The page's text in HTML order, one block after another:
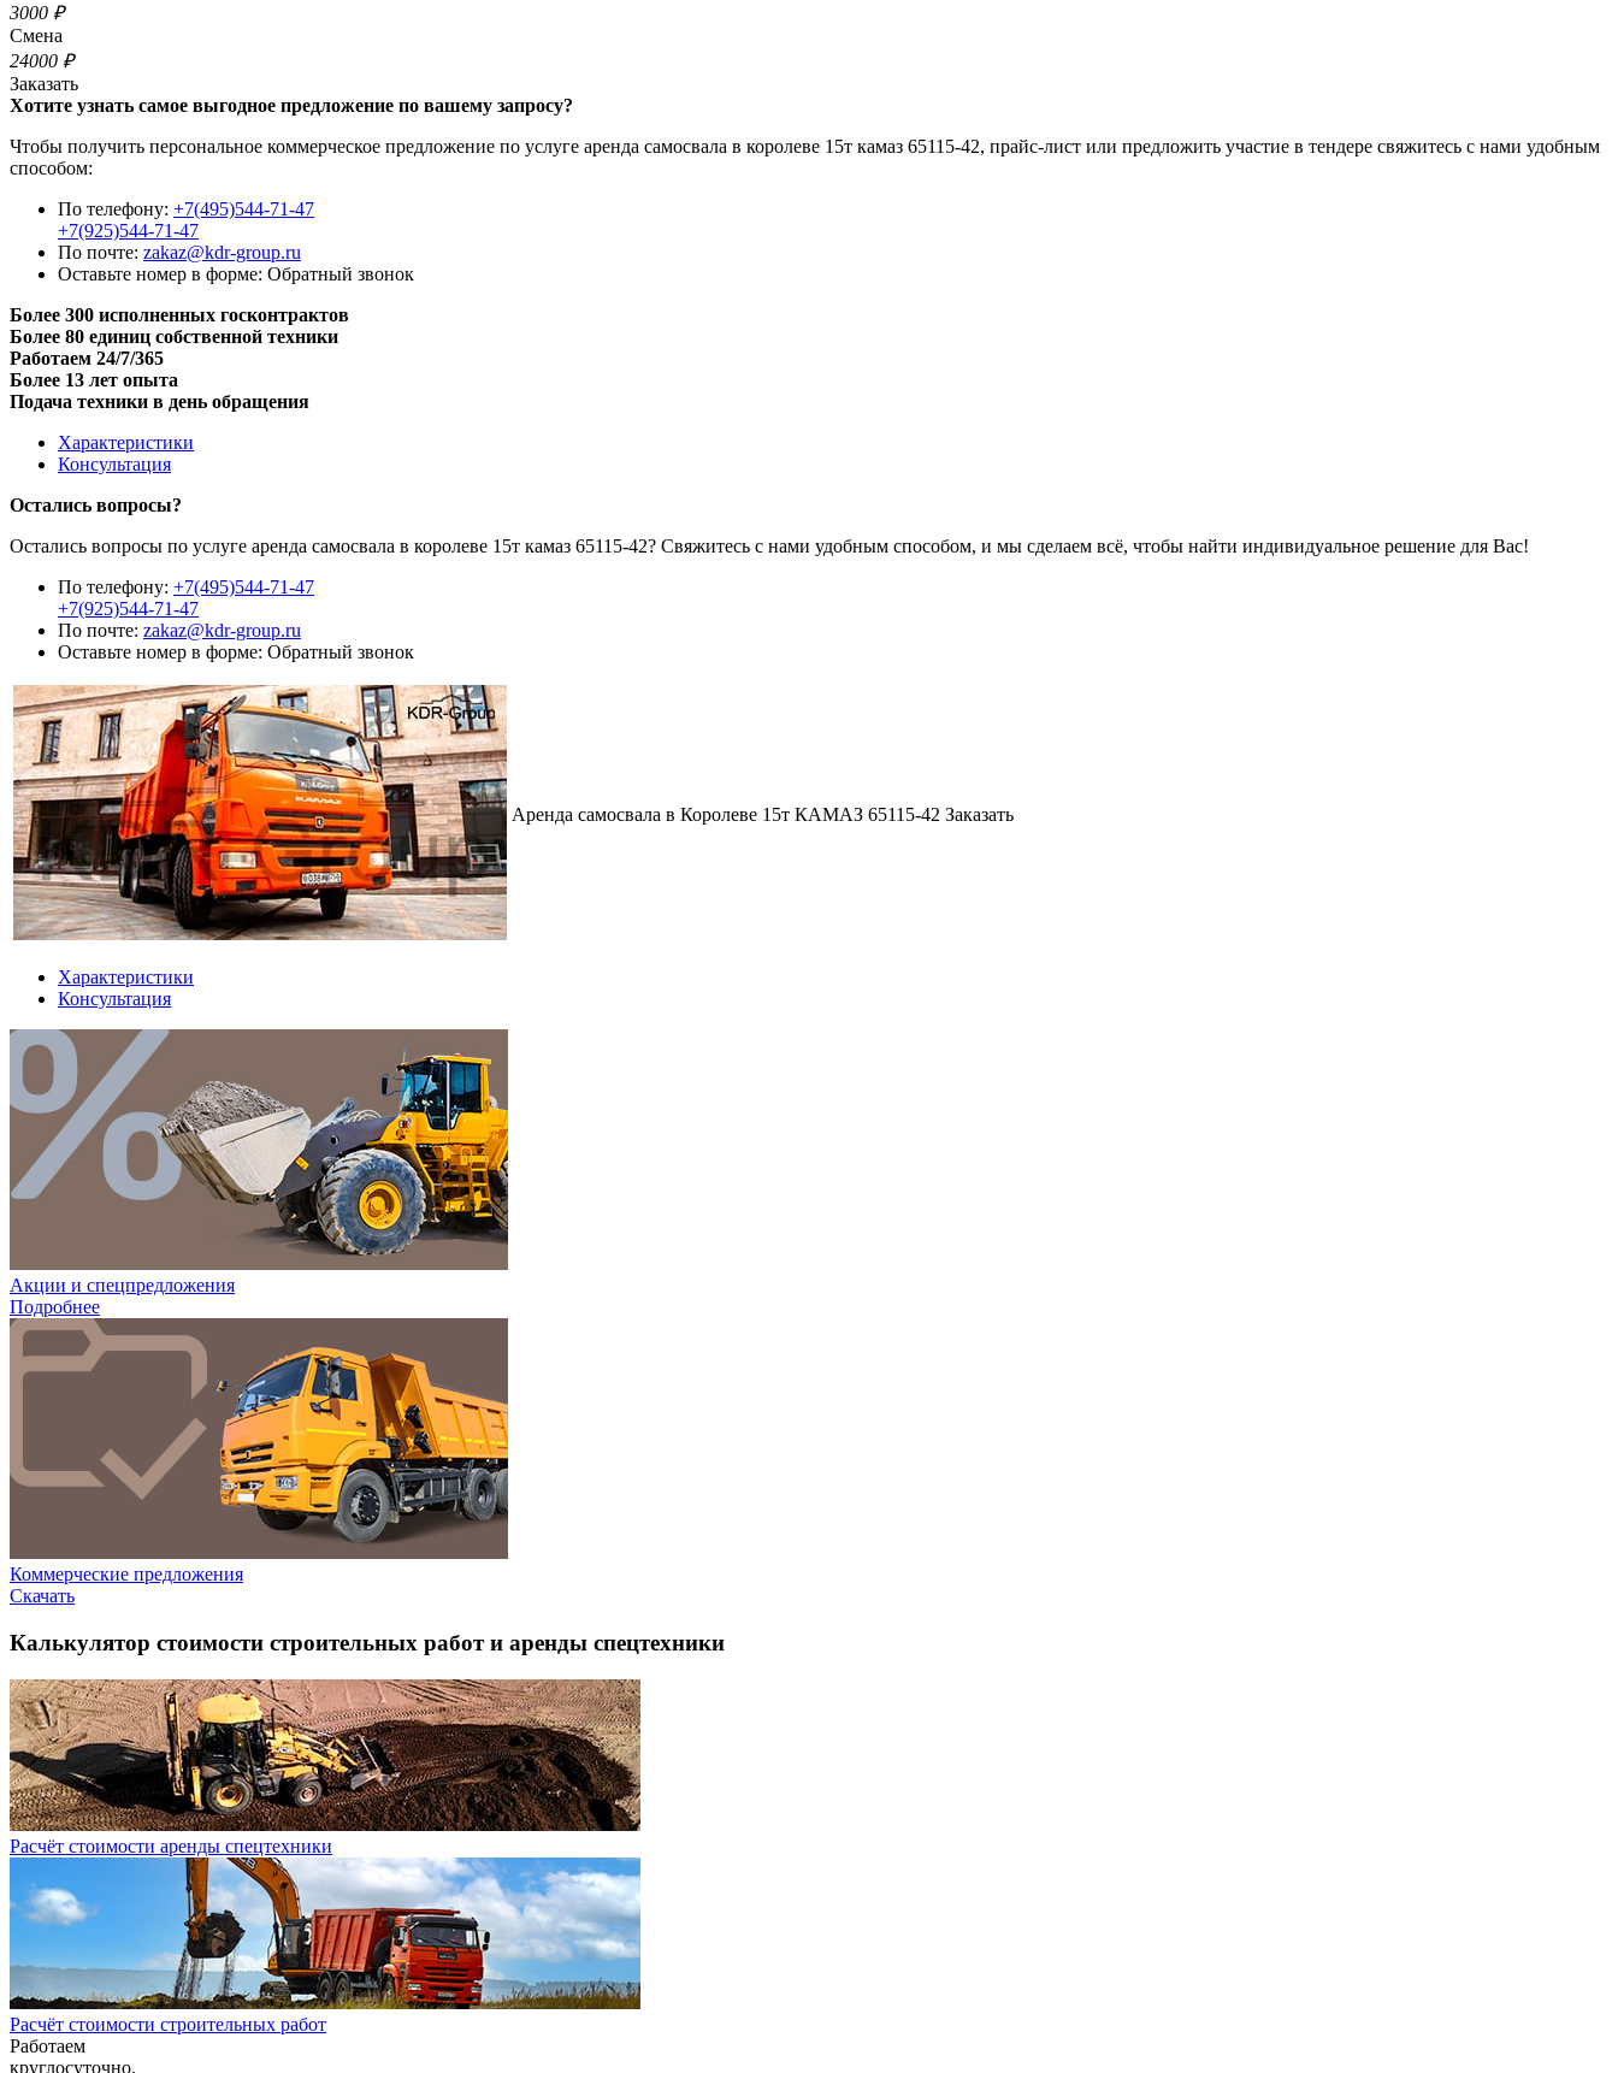
3000 ₽
Смена
24000 ₽
Заказать
Хотите узнать самое выгодное предложение по вашему запросу?
Чтобы получить персональное коммерческое предложение по услуге аренда самосвала в королеве 15т камаз 65115-42, прайс-лист или предложить участие в тендере свяжитесь с нами удобным
способом:
По телефону: +7(495)544-71-47
+7(925)544-71-47
По почте: zakaz@kdr-group.ru
Оставьте номер в форме: Обратный звонок
Более 300 исполненных госконтрактов
Более 80 единиц собственной техники
Работаем 24/7/365
Более 13 лет опыта
Подача техники в день обращения
Характеристики
Консультация
Остались вопросы?
Остались вопросы по услуге аренда самосвала в королеве 15т камаз 65115-42? Свяжитесь с нами удобным способом, и мы сделаем всё, чтобы найти индивидуальное решение для Вас!
По телефону: +7(495)544-71-47
+7(925)544-71-47
По почте: zakaz@kdr-group.ru
Оставьте номер в форме: Обратный звонок
Аренда самосвала в Королеве 15т КАМАЗ 65115-42 Заказать
Характеристики
Консультация
Акции и спецпредложения
Подробнее
Коммерческие предложения
Скачать
Калькулятор стоимости строительных работ и аренды спецтехники
Расчёт стоимости аренды спецтехники
Расчёт стоимости строительных работ
Работаем
круглосуточно.